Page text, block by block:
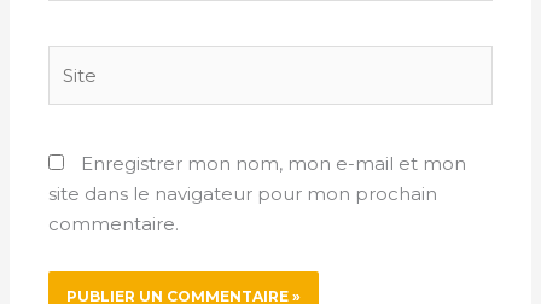
Enregistrer mon nom, mon e-mail et mon
site dans le navigateur pour mon prochain
commentaire.